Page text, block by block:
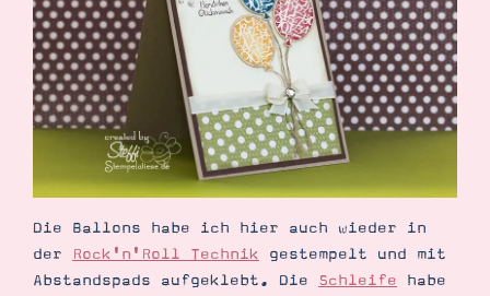
Tipps & Tricks
Ordnungstipps
Die Ballons habe ich hier auch wieder in
der
Rock'n'Roll Technik gestempelt und mit
Abstandspads aufgeklebt. Die Schleife habe